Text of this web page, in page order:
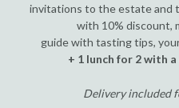
invitations to the estate and
with 10% discount,
guide with tasting tips,
+ 1 lunch for 2 with
Delivery included